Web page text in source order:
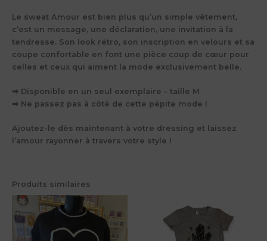
Le sweat Amour est bien plus qu’un simple vêtement,
c’est un message, une déclaration, une invitation à la
tendresse. Son look rétro, son inscription en velours et sa
coupe confortable en font une pièce coup de cœur pour
celles et ceux qui aiment la mode exclusivement belle.
➡ Disponible en un seul exemplaire – taille M
➡ Ne passez pas à côté de cette pépite mode !
Ajoutez-le dès maintenant à votre dressing et laissez
l’amour rayonner à travers votre style !
Produits similaires